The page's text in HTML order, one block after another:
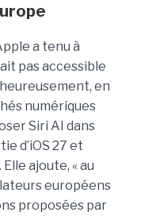
a tenu à
pas accessible
en
numériques
Siri AI dans
d’iOS 27 et
. Elle ajoute, « au
européens
proposées par